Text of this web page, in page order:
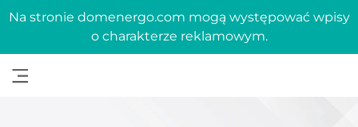
Na stronie domenergo.com mogą występować wpisy
o charakterze reklamowym.